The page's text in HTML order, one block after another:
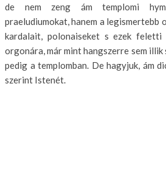
de nem zeng ám templomi
praeludiumokat, hanem a legismer­tebb
kar­dalait, polonaiseket s ezek
orgonára, már mint hangszerre sem illik
pedig a tem­plomban. De hagyjuk, ám
szerint Istenét.